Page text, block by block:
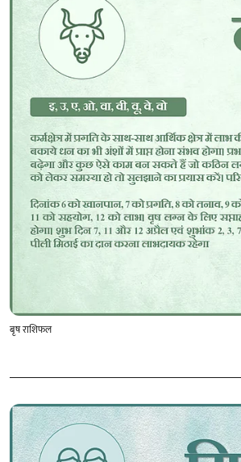
बृष राशिफल